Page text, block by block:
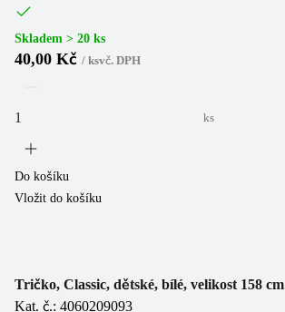
Skladem > 20 ks
40,00 Kč / ksvč. DPH
ks
Do košíku
Vložit do košíku
Tričko, Classic, dětské, bílé, velikost 158 cm
Kat. č.: 4060209093